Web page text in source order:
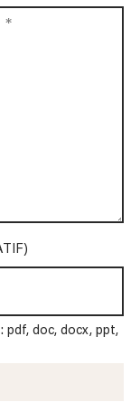
pdf, doc, docx, ppt,